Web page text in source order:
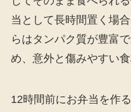
当として長時間置く場
らはタンパク質が豊富
め、意外と傷みやすい食
12時間前にお弁当を作